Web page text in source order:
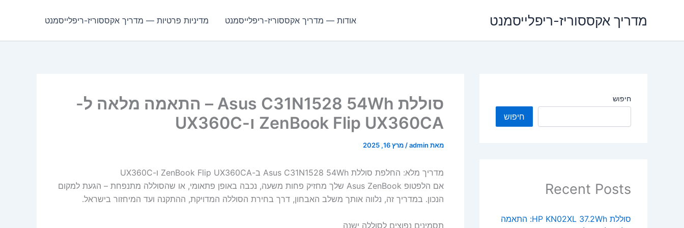
מדריך אקססוריז-ריפלייסמנט אודות — מדריך אקססוריז-ריפלייסמנט מדיניות פרטיות — מדריך אקססוריז-ריפלייסמנט
חיפוש
חיפוש
Recent Posts
סוללת HP KN02XL 37.2Wh: התאמה
סוללת Asus C31N1528 54Wh – התאמה מלאה ל-
ZenBook Flip UX360CA ו-UX360C
מאת admin
/ מרץ 16, 2025
מדריך מלא: החלפת סוללת Asus C31N1528 54Wh ב-ZenBook Flip UX360CA ו-UX360C
אם הלפטופ Asus ZenBook שלך מחזיק פחות משעה, נכבה באופן פתאומי, או שהסוללה מתנפחת – הגעת למקום
הנכון. במדריך זה, נלווה אותך משלב האבחון, דרך בחירת הסוללה המדויקת, ההתקנה ועד המיחזור בישראל.
תסמינים נפוצים לסוללה ישנה